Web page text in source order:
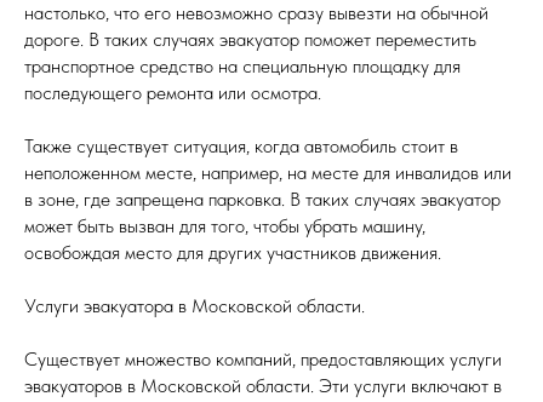
настолько, что его невозможно сразу вывезти на обычной
дороге. В таких случаях эвакуатор поможет переместить
транспортное средство на специальную площадку для
последующего ремонта или осмотра.
Также существует ситуация, когда автомобиль стоит в
неположенном месте, например, на месте для инвалидов или
в зоне, где запрещена парковка. В таких случаях эвакуатор
может быть вызван для того, чтобы убрать машину,
освобождая место для других участников движения.
Услуги эвакуатора в Московской области.
Существует множество компаний, предоставляющих услуги
эвакуаторов в Московской области. Эти услуги включают в